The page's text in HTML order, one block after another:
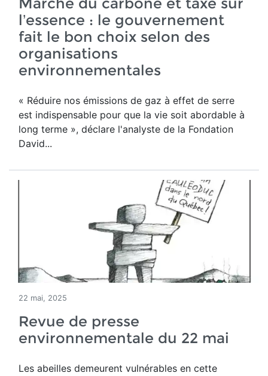
l’essence : le gouvernement
fait le bon choix selon des
organisations
environnementales
« Réduire nos émissions de gaz à effet de serre
est indispensable pour que la vie soit abordable à
long terme », déclare l'analyste de la Fondation
David...
22 mai, 2025
Revue de presse
environnementale du 22 mai
Les abeilles demeurent vulnérables en cette